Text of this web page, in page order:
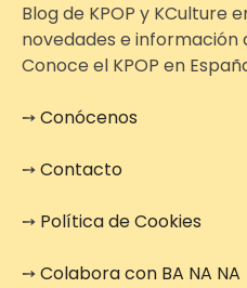
Blog de KPOP y KCulture
novedades e información
Conoce el KPOP en
➙Conócenos
➙Contacto
➙ Política de Cookies
➙Colabora con BA NA NA